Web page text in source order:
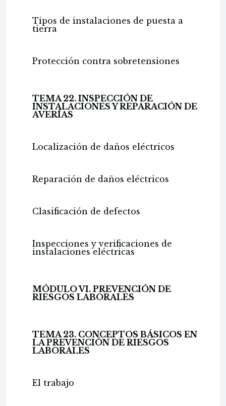
Tipos de instalaciones de puesta a
tierra
Protección contra sobretensiones
TEMA 22. INSPECCIÓN DE
INSTALACIONES Y REPARACIÓN DE
AVERÍAS
Localización de daños eléctricos
Reparación de daños eléctricos
Clasificación de defectos
Inspecciones y verificaciones de
instalaciones eléctricas
MÓDULO VI. PREVENCIÓN DE
RIESGOS LABORALES
TEMA 23. CONCEPTOS BÁSICOS EN
LA PREVENCIÓN DE RIESGOS
LABORALES
El trabajo